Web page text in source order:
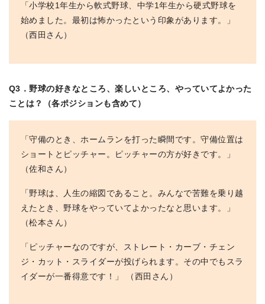
「小学校1年生から軟式野球、中学1年生から硬式野球を
始めました。最初は怖かったという印象があります。」
（西田さん）
Q3．野球の好きなところ、楽しいところ、やっていてよかった
ことは？（各ポジションも含めて）
「守備のとき、ホームランを打った瞬間です。守備位置は
ショートとピッチャー。ピッチャーの方が好きです。」
（佐和さん）
「野球は、人生の縮図であること。みんなで苦難を乗り越
えたとき、野球をやっていてよかったなと思います。」
（松本さん）
「ピッチャーなのですが、ストレート・カーブ・チェン
ジ・カット・スライダーが投げられます。その中でもスラ
イダーが一番得意です！」 （西田さん）